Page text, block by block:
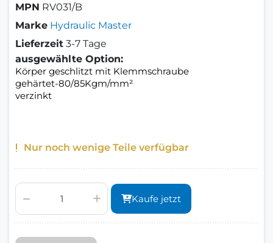
MPN RV031/B
Marke Hydraulic Master
Lieferzeit 3-7 Tage
ausgewählte Option:
Körper geschlitzt mit Klemmschraube
gehärtet-80/85Kgm/mm²
verzinkt
Nur noch wenige Teile verfügbar
Kaufe jetzt